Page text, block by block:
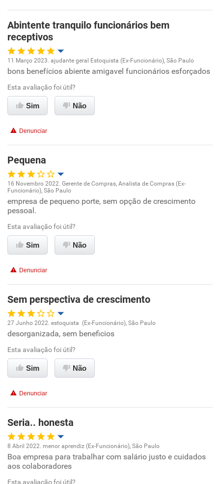
Benefícios
Recomenda esta empresa
Abintente tranquilo funcionários bem
receptivos
Oportunidade de promoção
Ambiente de trabalho
Benefícios
Recomenda esta empresa
Recomenda a diretoria
11 Março 2023. ajudante geral Estoquista (Ex-Funcionário), São Paulo
bons benefícios abiente amigavel funcionários esforçados
Esta avaliação foi útil?
Sim Não
Denunciar
Pequena
Oportunidade de promoção
Conciliação com a vida familiar
Benefícios
Recomenda esta empresa
Não recomenda a diretoria
16 Novembro 2022. Gerente de Compras, Analista de Compras (Ex-
Funcionário), São Paulo
empresa de pequeno porte, sem opção de crescimento
pessoal.
Esta avaliação foi útil?
Sim Não
Denunciar
Sem perspectiva de crescimento
Oportunidade de promoção
Ambiente de trabalho
Benefícios
Não recomenda esta empresa
Não recomenda a diretoria
27 Junho 2022. estoquista (Ex-Funcionário), São Paulo
desorganizada, sem beneficios
Esta avaliação foi útil?
Sim Não
Denunciar
Seria.. honesta
Oportunidade de promoção
Ambiente de trabalho
8 Abril 2022. menor aprendiz (Ex-Funcionário), São Paulo
Boa empresa para trabalhar com salário justo e cuidados
aos colaboradores
Esta avaliação foi útil?